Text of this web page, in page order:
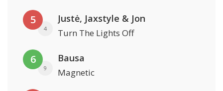
5
4
Justė, Jaxstyle & Jon
Turn The Lights Off
6
9
Bausa
Magnetic